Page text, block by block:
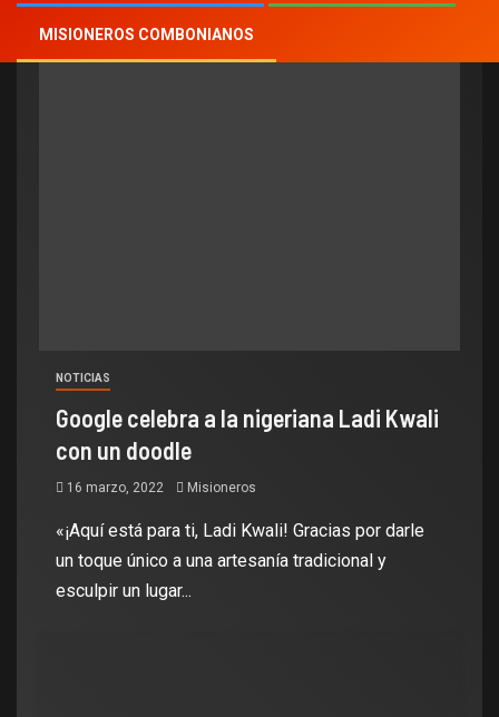
MISIONEROS COMBONIANOS
NOTICIAS
Google celebra a la nigeriana Ladi Kwali
con un doodle
16 marzo, 2022 Misioneros
«¡Aquí está para ti, Ladi Kwali! Gracias por darle
un toque único a una artesanía tradicional y
esculpir un lugar...